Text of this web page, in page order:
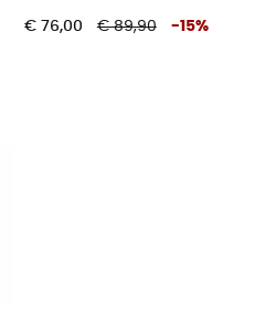
€ 76,00 € 89,90 -15%